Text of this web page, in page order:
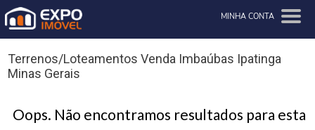
MINHA CONTA
Terrenos/Loteamentos Venda Imbaúbas Ipatinga
Minas Gerais
Oops. Não encontramos resultados para esta